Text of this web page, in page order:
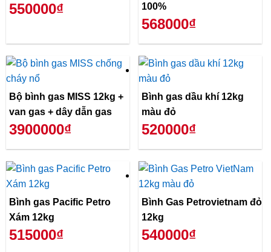
550000₫
100%
568000₫
Bộ bình gas MISS 12kg +
van gas + dây dẫn gas
3900000₫
Bình gas dầu khí 12kg
màu đỏ
520000₫
Bình gas Pacific Petro
Xám 12kg
515000₫
Bình Gas Petrovietnam đỏ
12kg
540000₫